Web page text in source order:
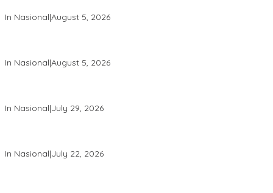
In Nasional|August 5, 2026
In Nasional|August 5, 2026
In Nasional|July 29, 2026
In Nasional|July 22, 2026